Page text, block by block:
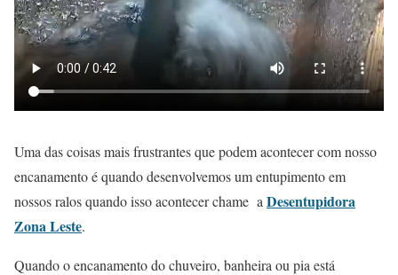
Uma das coisas mais frustrantes que podem acontecer com nosso
encanamento é quando desenvolvemos um entupimento em
nossos ralos quando isso acontecer chame a Desentupidora
Zona Leste.
Quando o encanamento do chuveiro, banheira ou pia está